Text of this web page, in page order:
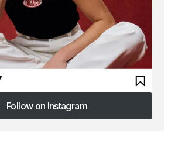
Follow on Instagram
Follow on Instagram